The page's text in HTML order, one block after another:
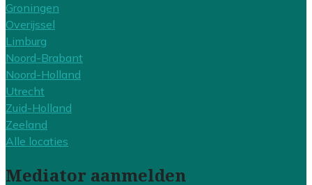
Groningen
Overijssel
Limburg
Noord-Brabant
Noord-Holland
Utrecht
Zuid-Holland
Zeeland
Alle locaties
Mediator aanmelden